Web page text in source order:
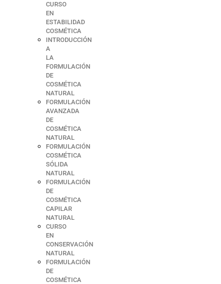
CURSO
EN
ESTABILIDAD
COSMÉTICA
INTRODUCCIÓN
A
LA
FORMULACIÓN
DE
COSMÉTICA
NATURAL
FORMULACIÓN
AVANZADA
DE
COSMÉTICA
NATURAL
FORMULACIÓN
COSMÉTICA
SÓLIDA
NATURAL
FORMULACIÓN
DE
COSMÉTICA
CAPILAR
NATURAL
CURSO
EN
CONSERVACIÓN
NATURAL
FORMULACIÓN
DE
COSMÉTICA